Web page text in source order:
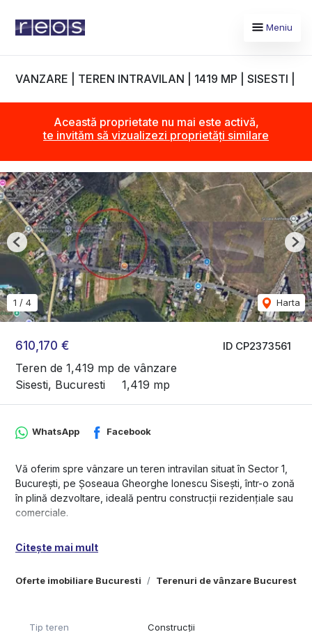
Meniu
VANZARE | TEREN INTRAVILAN | 1419 MP | SISESTI |
Această proprietate nu mai este activă,
te invităm să vizualizezi proprietăți similare
ID CP2373561
610,170 €
Teren de 1,419 mp de vânzare
Sisesti, Bucuresti
1,419 mp
1 / 4 Harta
Previous
Oferte imobiliare Bucuresti Terenuri de vânzare Bucuresti
WhatsApp Facebook
Vă oferim spre vânzare un teren intravilan situat în Sector 1,
București, pe Șoseaua Gheorghe Ionescu Sisești, într-o zonă
în plină dezvoltare, ideală pentru construcții rezidențiale sau
comerciale.
• Suprafață: 1.419 mp
• Neîmprejmuit
• Posibilitate de parcelare în două loturi
Citește mai mult
Tip teren Construcții